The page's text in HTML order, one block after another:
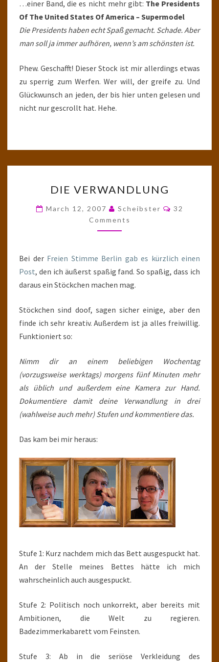
…einer Band, die es nicht mehr gibt: The Presidents
Of The United States Of America – Supermodel
Die Presidents haben echt Spaß gemacht. Schade. Aber
man soll ja immer aufhören, wenn’s am schönsten ist.
Phew. Geschafft! Dieser Stock ist mir allerdings etwas
zu sperrig zum Werfen. Wer will, der greife zu. Und
Glückwunsch an jeden, der bis hier unten gelesen und
nicht nur gescrollt hat. Hehe.
VERWANDLUNG
DIE VERWANDLUNG
March 12, 2007 Scheibster Comments
32
Comments
Bei der Freien Stimme Berlin gab es kürzlich einen
Post, den ich äußerst spaßig fand. So spaßig, dass ich
daraus ein Stöckchen machen mag.
Stöckchen sind doof, sagen sicher einige, aber den
finde ich sehr kreativ. Außerdem ist ja alles freiwillig.
Funktioniert so:
Nimm dir an einem beliebigen Wochentag
(vorzugsweise werktags) morgens fünf Minuten mehr
als üblich und außerdem eine Kamera zur Hand.
Dokumentiere damit deine Verwandlung in drei
(wahlweise auch mehr) Stufen und kommentiere das.
Das kam bei mir heraus:
Stufe 1: Kurz nachdem mich das Bett ausgespuckt hat.
An der Stelle meines Bettes hätte ich mich
wahrscheinlich auch ausgespuckt.
Stufe 2: Politisch noch unkorrekt, aber bereits mit
Ambitionen, die Welt zu regieren.
Badezimmerkabarett vom Feinsten.
Stufe 3: Ab in die seriöse Verkleidung des